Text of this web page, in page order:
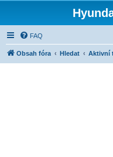
FAQ
Obsah fóra Hledat Aktivní